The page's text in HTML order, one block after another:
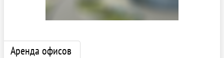
Аренда офисов